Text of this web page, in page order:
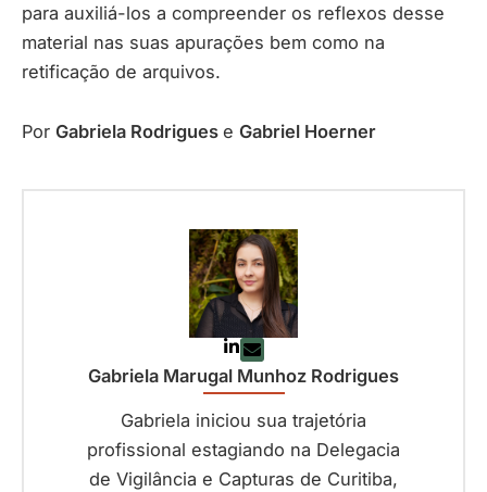
para auxiliá-los a compreender os reflexos desse
material nas suas apurações bem como na
retificação de arquivos.
Por Gabriela Rodrigues e Gabriel Hoerner
Gabriela Marugal Munhoz Rodrigues
Gabriela iniciou sua trajetória
profissional estagiando na Delegacia
de Vigilância e Capturas de Curitiba,